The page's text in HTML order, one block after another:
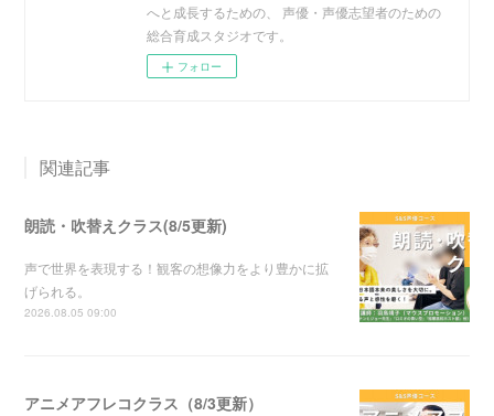
へと成長するための、 声優・声優志望者のための
総合育成スタジオです。
フォロー
関連記事
朗読・吹替えクラス(8/5更新)
声で世界を表現する！観客の想像力をより豊かに拡
げられる。
2026.08.05 09:00
アニメアフレコクラス（8/3更新）